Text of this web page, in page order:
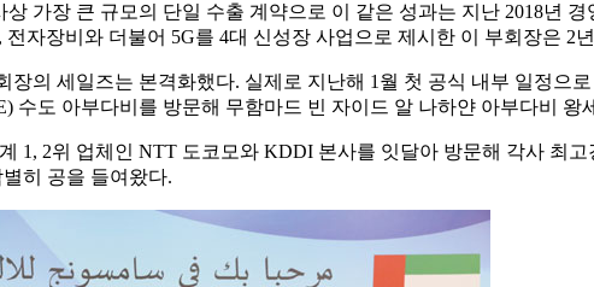
가장 큰 규모의 단일 수출 계약으로 이 같은 성과는 지난 2018년
자장비와 더불어 5G를 4대 신성장 사업으로 제시한 이 부회장은
장의 세일즈는 본격화했다. 실제로 지난해 1월 첫 공식 내부 일정으
수도 아부다비를 방문해 무함마드 빈 자이드 알 나하얀 아부다비
1, 2위 업체인 NTT 도코모와 KDDI 본사를 잇달아 방문해 각사 최
히 공을 들여왔다.